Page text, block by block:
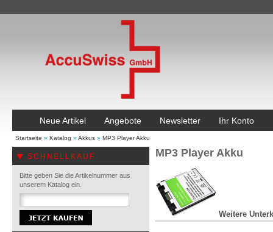
Neue Artikel Angebote Newsletter Ihr Konto
Startseite » Katalog » Akkus » MP3 Player Akku
SCHNELLKAUF
Bitte geben Sie die Artikelnummer aus
unserem Katalog ein.
MP3 Player Akku
Weitere